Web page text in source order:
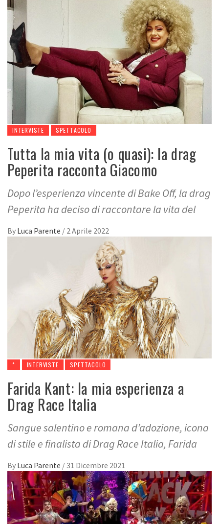
INTERVISTE SPETTACOLO
Tutta la mia vita (o quasi): la drag
Peperita racconta Giacomo
Dopo l’esperienza vincente di Bake Off, la drag
Peperita ha deciso di raccontare la vita del
By Luca Parente / 2 Aprile 2022
* INTERVISTE SPETTACOLO
Farida Kant: la mia esperienza a
Drag Race Italia
Sangue salentino e romana d’adozione, icona
di stile e finalista di Drag Race Italia, Farida
By Luca Parente / 31 Dicembre 2021